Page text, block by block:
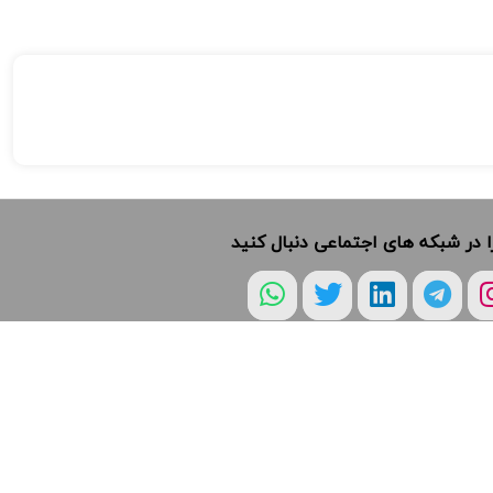
در شبکه های اجتماعی دنبال کنید